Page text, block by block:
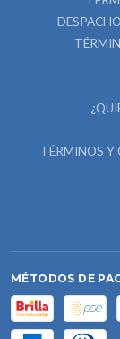
TÉRMINOS Y
MÉTODOS DE